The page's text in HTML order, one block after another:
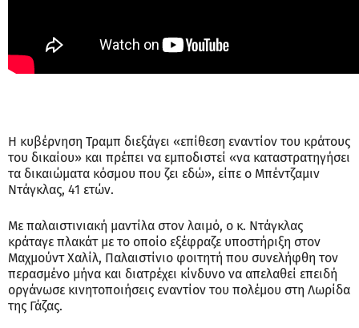
Η κυβέρνηση Τραμπ διεξάγει «επίθεση εναντίον του κράτους
του δικαίου» και πρέπει να εμποδιστεί «να καταστρατηγήσει
τα δικαιώματα κόσμου που ζει εδώ», είπε ο Μπέντζαμιν
Ντάγκλας, 41 ετών.
Με παλαιστινιακή μαντίλα στον λαιμό, ο κ. Ντάγκλας
κράταγε πλακάτ με το οποίο εξέφραζε υποστήριξη στον
Μαχμούντ Χαλίλ, Παλαιστίνιο φοιτητή που συνελήφθη τον
περασμένο μήνα και διατρέχει κίνδυνο να απελαθεί επειδή
οργάνωσε κινητοποιήσεις εναντίον του πολέμου στη Λωρίδα
της Γάζας.